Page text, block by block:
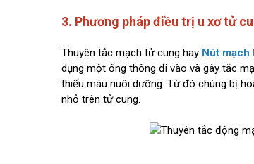
3. Phương pháp điều trị u xơ tử
Thuyên tắc mạch tử cung hay Nút mạch
dụng một ống thông đi vào và gây tắc
thiếu máu nuôi dưỡng. Từ đó chúng bị
nhỏ trên tử cung.